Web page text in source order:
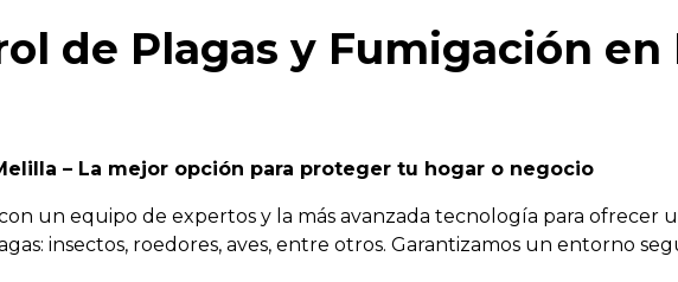
de Plagas y Fumigación en
– La mejor opción para proteger tu hogar o negocio
un equipo de expertos y la más avanzada tecnología para ofrecer
insectos, roedores, aves, entre otros. Garantizamos un entorno